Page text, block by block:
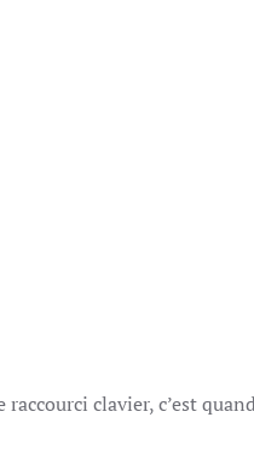
clavier, c’est